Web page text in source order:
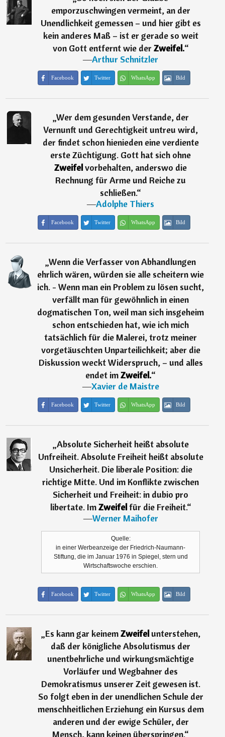
emporzuschwingen vermeint, an der
Unendlichkeit gemessen – und hier gibt es
kein anderes Maß – ist er gerade so weit
von Gott entfernt wie der Zweifel.“
―Arthur Schnitzler
Facebook Twitter WhatsApp Bild
„Wer dem gesunden Verstande, der
Vernunft und Gerechtigkeit untreu wird,
der findet schon hienieden eine verdiente
erste Züchtigung. Gott hat sich ohne
Zweifelvorbehalten, anderswo die
Rechnung für Arme und Reiche zu
schließen.“
―Adolphe Thiers
Facebook Twitter WhatsApp Bild
„Wenn die Verfasser von Abhandlungen
ehrlich wären, würden sie alle scheitern wie
ich. - Wenn man ein Problem zu lösen sucht,
verfällt man für gewöhnlich in einen
dogmatischen Ton, weil man sich insgeheim
schon entschieden hat, wie ich mich
tatsächlich für die Malerei, trotz meiner
vorgetäuschten Unparteilichkeit; aber die
Diskussion weckt Widerspruch, – und alles
endet imZweifel.“
―Xavier de Maistre
Facebook Twitter WhatsApp Bild
„Absolute Sicherheit heißt absolute
Unfreiheit. Absolute Freiheit heißt absolute
Unsicherheit. Die liberale Position: die
richtige Mitte. Und im Konflikte zwischen
Sicherheit und Freiheit: in dubio pro
libertate. ImZweifelfür die Freiheit.“
―Werner Maihofer
Quelle:
in einer Werbeanzeige der Friedrich-Naumann-
Stiftung, die im Januar 1976 in Spiegel, stern und
Wirtschaftswoche erschien.
Facebook Twitter WhatsApp Bild
„Es kann gar keinemZweifelunterstehen,
daß der königliche Absolutismus der
unentbehrliche und wirkungsmächtige
Vorläufer und Wegbahner des
Demokratismus unserer Zeit gewesen ist.
So folgt eben in der unendlichen Schule der
menschheitlichen Erziehung ein Kursus dem
anderen und der ewige Schüler, der
Mensch, kann keinen überspringen.“